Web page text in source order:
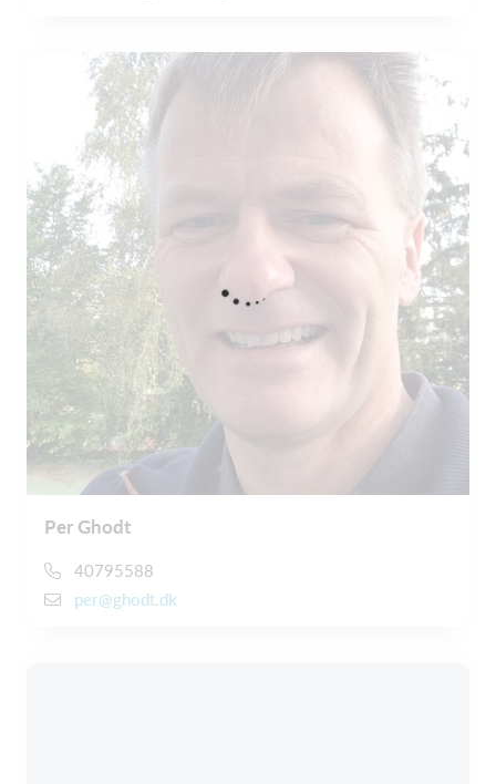
Per Ghodt
40795588
per@ghodt.dk